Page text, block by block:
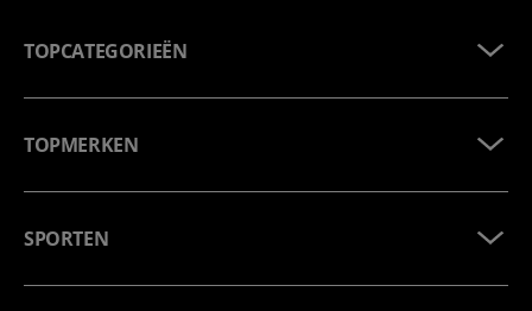
TOPCATEGORIEËN
TOPMERKEN
SPORTEN